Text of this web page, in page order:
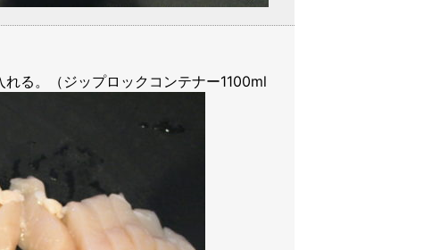
る。（ジップロックコンテナー1100ml